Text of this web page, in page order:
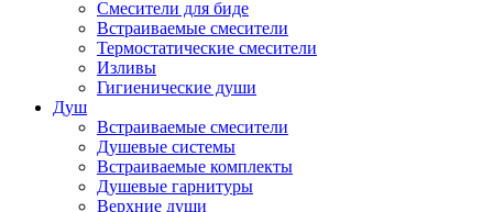
Смесители для биде
Встраиваемые смесители
Термостатические смесители
Изливы
Гигиенические души
Душ
Встраиваемые смесители
Душевые системы
Встраиваемые комплекты
Душевые гарнитуры
Верхние души